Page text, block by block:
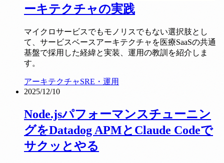
ーキテクチャの実践
マイクロサービスでもモノリスでもない選択肢とし
て、サービスベースアーキテクチャを医療SaaSの共通
基盤で採用した経緯と実装、運用の教訓を紹介しま
す。
アーキテクチャSRE・運用
2025/12/10
Node.jsパフォーマンスチューニン
グをDatadog APMとClaude Codeで
サクッとやる